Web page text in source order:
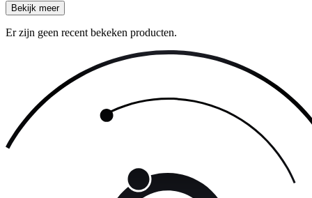
Bekijk meer
Er zijn geen recent bekeken producten.